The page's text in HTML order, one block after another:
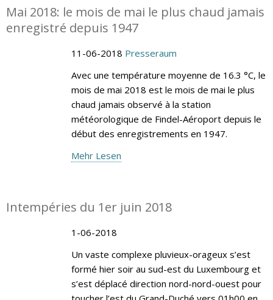
Mai 2018: le mois de mai le plus chaud jamais
enregistré depuis 1947
11-06-2018 Presseraum
Avec une température moyenne de 16.3 °C, le
mois de mai 2018 est le mois de mai le plus
chaud jamais observé à la station
météorologique de Findel-Aéroport depuis le
début des enregistrements en 1947.
Mehr Lesen
Intempéries du 1er juin 2018
1-06-2018
Un vaste complexe pluvieux-orageux s’est
formé hier soir au sud-est du Luxembourg et
s’est déplacé direction nord-nord-ouest pour